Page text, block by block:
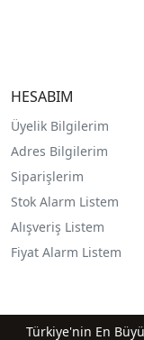
HESABIM
Üyelik Bilgilerim
Adres Bilgilerim
Siparişlerim
Stok Alarm Listem
Alışveriş Listem
Fiyat Alarm Listem
Türkiye'nin En